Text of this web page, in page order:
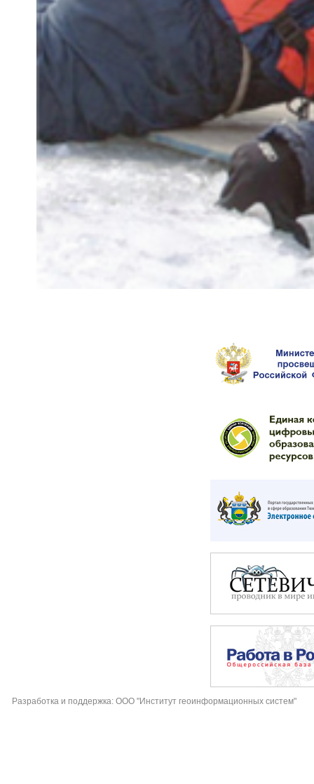
Разработка и поддержка: ООО "Институт геоинформационных систем"